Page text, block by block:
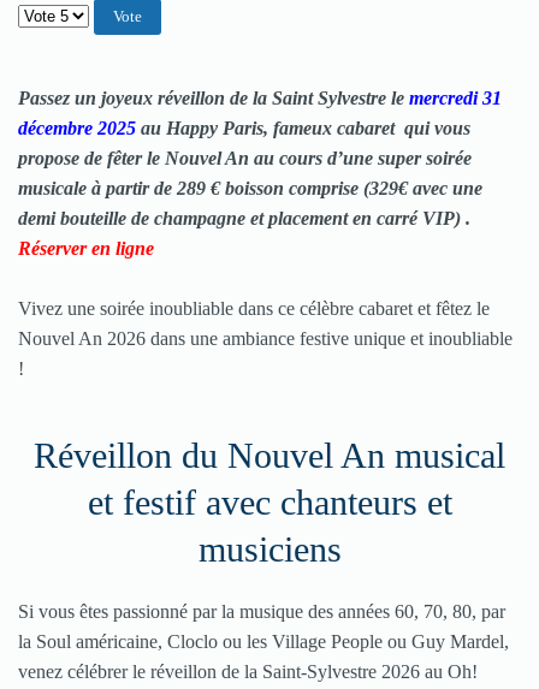
Veuillez voter
Passez un joyeux réveillon de la Saint Sylvestre le mercredi 31
décembre 2025 au Happy Paris, fameux cabaret qui vous
propose de fêter le Nouvel An au cours d’une super soirée
musicale à partir de 289 € boisson comprise (329€ avec une
demi bouteille de champagne et placement en carré VIP) .
Réserver en ligne
Vivez une soirée inoubliable dans ce célèbre cabaret et fêtez le
Nouvel An 2026 dans une ambiance festive unique et inoubliable
!
Réveillon du Nouvel An musical
et festif avec chanteurs et
musiciens
Si vous êtes passionné par la musique des années 60, 70, 80, par
la Soul américaine, Cloclo ou les Village People ou Guy Mardel,
venez célébrer le réveillon de la Saint-Sylvestre 2026 au Oh!